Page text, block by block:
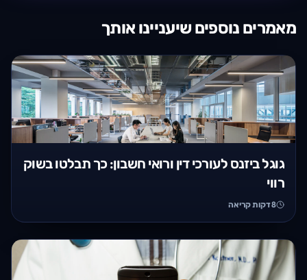
מאמרים נוספים שיעניינו אותך
גוגל ביזנס לעורכי דין ורואי חשבון: כך תבלטו בשוק
רווי
8דקות קריאה